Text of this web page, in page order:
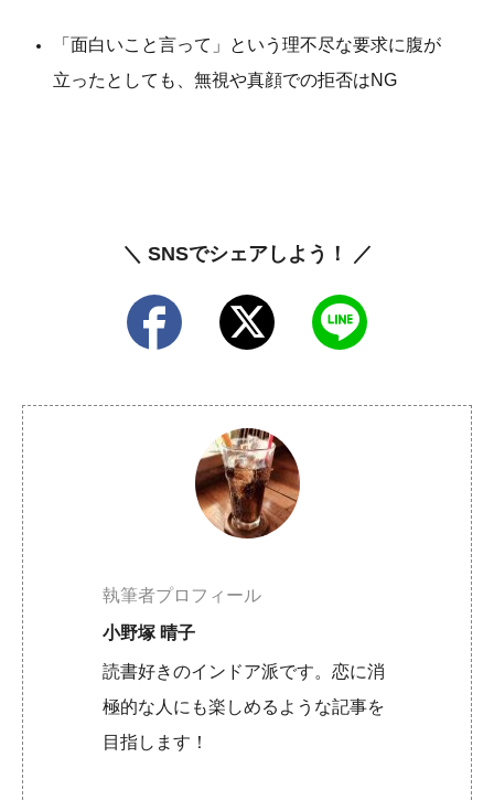
「面白いこと言って」という理不尽な要求に腹が
立ったとしても、無視や真顔での拒否はNG
＼ SNSでシェアしよう！ ／
執筆者プロフィール
小野塚 晴子
読書好きのインドア派です。恋に消
極的な人にも楽しめるような記事を
目指します！